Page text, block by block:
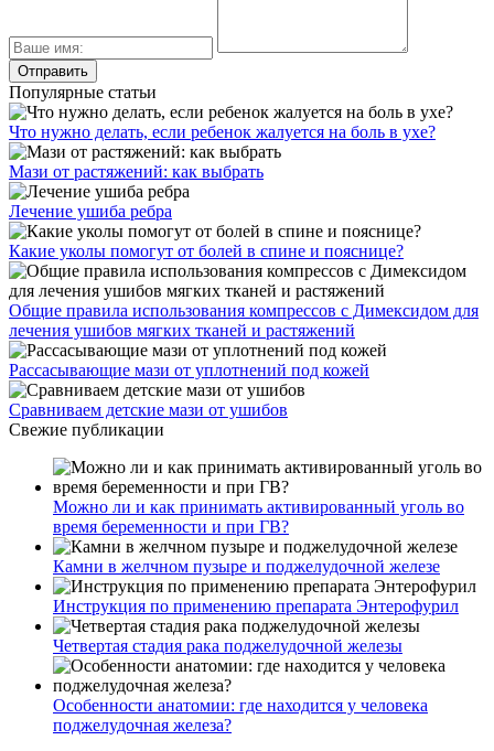
Популярные статьи
Что нужно делать, если ребенок жалуется на боль в ухе?
Мази от растяжений: как выбрать
Лечение ушиба ребра
Какие уколы помогут от болей в спине и пояснице?
Общие правила использования компрессов с Димексидом для
лечения ушибов мягких тканей и растяжений
Рассасывающие мази от уплотнений под кожей
Сравниваем детские мази от ушибов
Свежие публикации
Можно ли и как принимать активированный уголь во
время беременности и при ГВ?
Камни в желчном пузыре и поджелудочной железе
Инструкция по применению препарата Энтерофурил
Четвертая стадия рака поджелудочной железы
Особенности анатомии: где находится у человека
поджелудочная железа?